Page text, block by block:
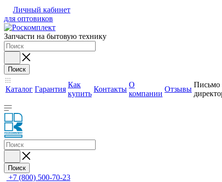
Личный кабинет
для оптовиков
Запчасти на бытовую технику
Поиск
Каталог Гарантия
Как
купить
Контакты
О
компании
Отзывы
Письмо
Поиск
+7 (800) 500-70-23